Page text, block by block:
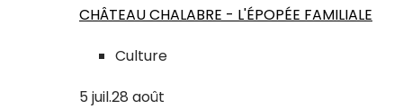
CHÂTEAU CHALABRE - L'ÉPOPÉE FAMILIALE
Culture
5 juil.28 août